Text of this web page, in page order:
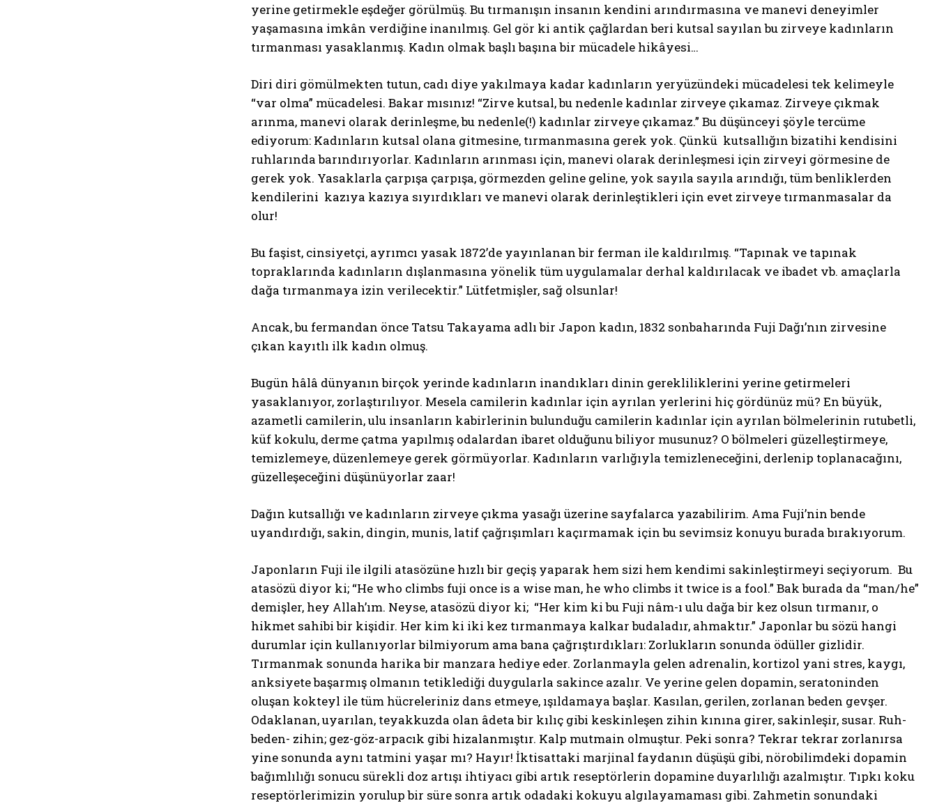
yerine getirmekle eşdeğer görülmüş. Bu tırmanışın insanın kendini arındırmasına ve manevi deneyimler
yaşamasına imkân verdiğine inanılmış. Gel gör ki antik çağlardan beri kutsal sayılan bu zirveye kadınların
tırmanması yasaklanmış. Kadın olmak başlı başına bir mücadele hikâyesi…
Diri diri gömülmekten tutun, cadı diye yakılmaya kadar kadınların yeryüzündeki mücadelesi tek kelimeyle
“var olma” mücadelesi. Bakar mısınız! “Zirve kutsal, bu nedenle kadınlar zirveye çıkamaz. Zirveye çıkmak
arınma, manevi olarak derinleşme, bu nedenle(!) kadınlar zirveye çıkamaz.” Bu düşünceyi şöyle tercüme
ediyorum: Kadınların kutsal olana gitmesine, tırmanmasına gerek yok. Çünkü kutsallığın bizatihi kendisini
ruhlarında barındırıyorlar. Kadınların arınması için, manevi olarak derinleşmesi için zirveyi görmesine de
gerek yok. Yasaklarla çarpışa çarpışa, görmezden geline geline, yok sayıla sayıla arındığı, tüm benliklerden
kendilerini kazıya kazıya sıyırdıkları ve manevi olarak derinleştikleri için evet zirveye tırmanmasalar da
olur!
Bu faşist, cinsiyetçi, ayrımcı yasak 1872’de yayınlanan bir ferman ile kaldırılmış. “Tapınak ve tapınak
topraklarında kadınların dışlanmasına yönelik tüm uygulamalar derhal kaldırılacak ve ibadet vb. amaçlarla
dağa tırmanmaya izin verilecektir.” Lütfetmişler, sağ olsunlar!
Ancak, bu fermandan önce Tatsu Takayama adlı bir Japon kadın, 1832 sonbaharında Fuji Dağı’nın zirvesine
çıkan kayıtlı ilk kadın olmuş.
Bugün hâlâ dünyanın birçok yerinde kadınların inandıkları dinin gerekliliklerini yerine getirmeleri
yasaklanıyor, zorlaştırılıyor. Mesela camilerin kadınlar için ayrılan yerlerini hiç gördünüz mü? En büyük,
azametli camilerin, ulu insanların kabirlerinin bulunduğu camilerin kadınlar için ayrılan bölmelerinin rutubetli,
küf kokulu, derme çatma yapılmış odalardan ibaret olduğunu biliyor musunuz? O bölmeleri güzelleştirmeye,
temizlemeye, düzenlemeye gerek görmüyorlar. Kadınların varlığıyla temizleneceğini, derlenip toplanacağını,
güzelleşeceğini düşünüyorlar zaar!
Dağın kutsallığı ve kadınların zirveye çıkma yasağı üzerine sayfalarca yazabilirim. Ama Fuji’nin bende
uyandırdığı, sakin, dingin, munis, latif çağrışımları kaçırmamak için bu sevimsiz konuyu burada bırakıyorum.
Japonların Fuji ile ilgili atasözüne hızlı bir geçiş yaparak hem sizi hem kendimi sakinleştirmeyi seçiyorum. Bu
atasözü diyor ki; “He who climbs fuji once is a wise man, he who climbs it twice is a fool.” Bak burada da “man/he”
demişler, hey Allah’ım. Neyse, atasözü diyor ki; “Her kim ki bu Fuji nâm-ı ulu dağa bir kez olsun tırmanır, o
hikmet sahibi bir kişidir. Her kim ki iki kez tırmanmaya kalkar budaladır, ahmaktır.” Japonlar bu sözü hangi
durumlar için kullanıyorlar bilmiyorum ama bana çağrıştırdıkları: Zorlukların sonunda ödüller gizlidir.
Tırmanmak sonunda harika bir manzara hediye eder. Zorlanmayla gelen adrenalin, kortizol yani stres, kaygı,
anksiyete başarmış olmanın tetiklediği duygularla sakince azalır. Ve yerine gelen dopamin, seratoninden
oluşan kokteyl ile tüm hücreleriniz dans etmeye, ışıldamaya başlar. Kasılan, gerilen, zorlanan beden gevşer.
Odaklanan, uyarılan, teyakkuzda olan âdeta bir kılıç gibi keskinleşen zihin kınına girer, sakinleşir, susar. Ruh-
beden- zihin; gez-göz-arpacık gibi hizalanmıştır. Kalp mutmain olmuştur. Peki sonra? Tekrar tekrar zorlanırsa
yine sonunda aynı tatmini yaşar mı? Hayır! İktisattaki marjinal faydanın düşüşü gibi, nörobilimdeki dopamin
bağımlılığı sonucu sürekli doz artışı ihtiyacı gibi artık reseptörlerin dopamine duyarlılığı azalmıştır. Tıpkı koku
reseptörlerimizin yorulup bir süre sonra artık odadaki kokuyu algılayamaması gibi. Zahmetin sonundaki